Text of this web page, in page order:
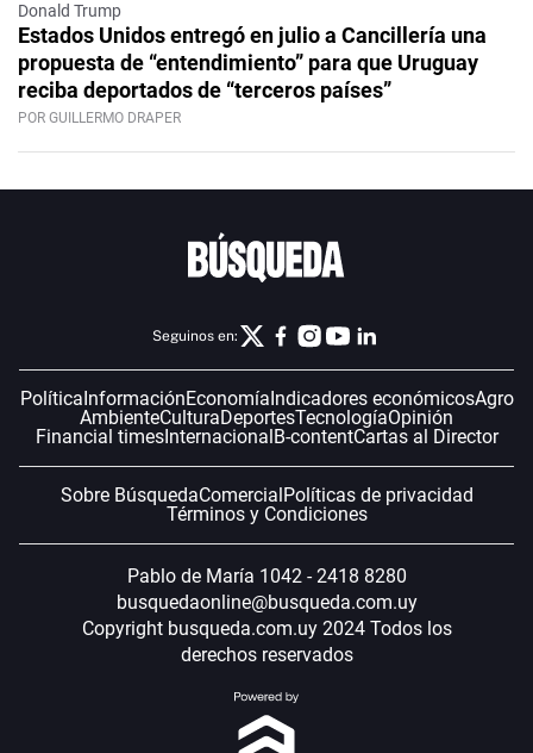
Donald Trump
Estados Unidos entregó en julio a Cancillería una
propuesta de “entendimiento” para que Uruguay
reciba deportados de “terceros países”
POR GUILLERMO DRAPER
Seguinos en:
PolíticaInformaciónEconomíaIndicadores económicosAgro
AmbienteCulturaDeportesTecnologíaOpinión
Financial timesInternacionalB-contentCartas al Director
Sobre BúsquedaComercialPolíticas de privacidad
Términos y Condiciones
Pablo de María 1042 - 2418 8280
busquedaonline@busqueda.com.uy
Copyright busqueda.com.uy 2024 Todos los
derechos reservados